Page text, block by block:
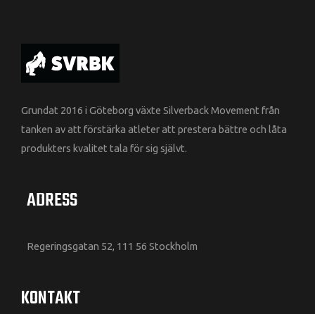
Grundat 2016 i Göteborg växte Silverback Movement från
tanken av att förstärka atleter att prestera bättre och låta
produkters kvalitet tala för sig självt.
ADRESS
Regeringsgatan 52, 111 56 Stockholm
KONTAKT